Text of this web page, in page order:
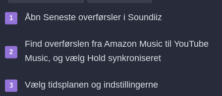
Åbn Seneste overførsler i Soundiiz
Find overførslen fra Amazon Music til YouTube
Music, og vælg Hold synkroniseret
Vælg tidsplanen og indstillingerne